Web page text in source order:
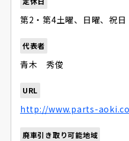
第2・第4土曜、日曜、祝日
代表者
青木 秀俊
URL
http://www.parts-
廃車引き取り可能地域